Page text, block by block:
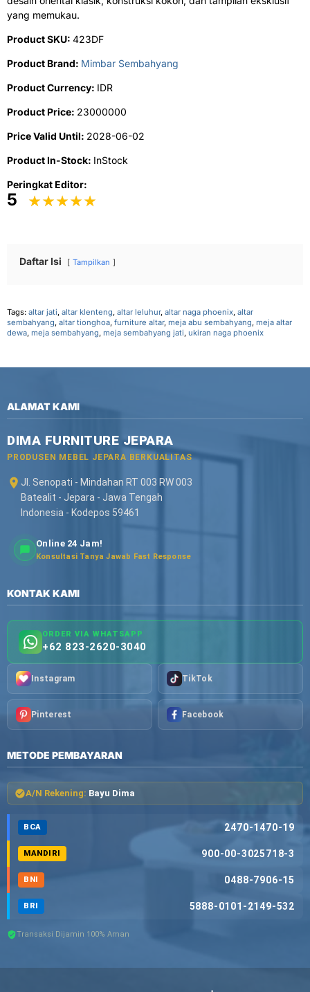
yang memukau.
Product SKU: 423DF
Product Brand: Mimbar Sembahyang
Product Currency: IDR
Product Price: 23000000
Price Valid Until: 2028-06-02
Product In-Stock: InStock
Peringkat Editor:
5
Daftar Isi Tampilkan
Tags: altar jati, altar klenteng, altar leluhur, altar naga phoenix, altar
sembahyang, altar tionghoa, furniture altar, meja abu sembahyang, meja altar
dewa, meja sembahyang, meja sembahyang jati, ukiran naga phoenix
ALAMAT KAMI
DIMA FURNITURE JEPARA
PRODUSEN MEBEL JEPARA BERKUALITAS
Jl. Senopati - Mindahan RT 003 RW 003
Batealit - Jepara - Jawa Tengah
Indonesia - Kodepos 59461
Online 24 Jam!
Konsultasi Tanya Jawab Fast Response
KONTAK KAMI
ORDER VIA WHATSAPP
+62 823-2620-3040
Instagram TikTok
Pinterest Facebook
METODE PEMBAYARAN
A/N Rekening: Bayu Dima
BCA 2470-1470-19
MANDIRI 900-00-3025718-3
BNI 0488-7906-15
BRI 5888-0101-2149-532
Transaksi Dijamin 100% Aman